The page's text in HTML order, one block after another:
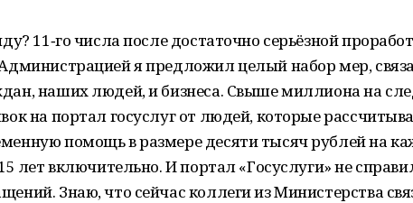
11‑го числа после достаточно серьёзной
я предложил целый набор мер,
наших людей, и бизнеса. Свыше миллиона на
на портал госуслуг от людей, которые
помощь в размере десяти тысяч рублей на
лет включительно. И портал «Госуслуги» не
Знаю, что сейчас коллеги из Министерства